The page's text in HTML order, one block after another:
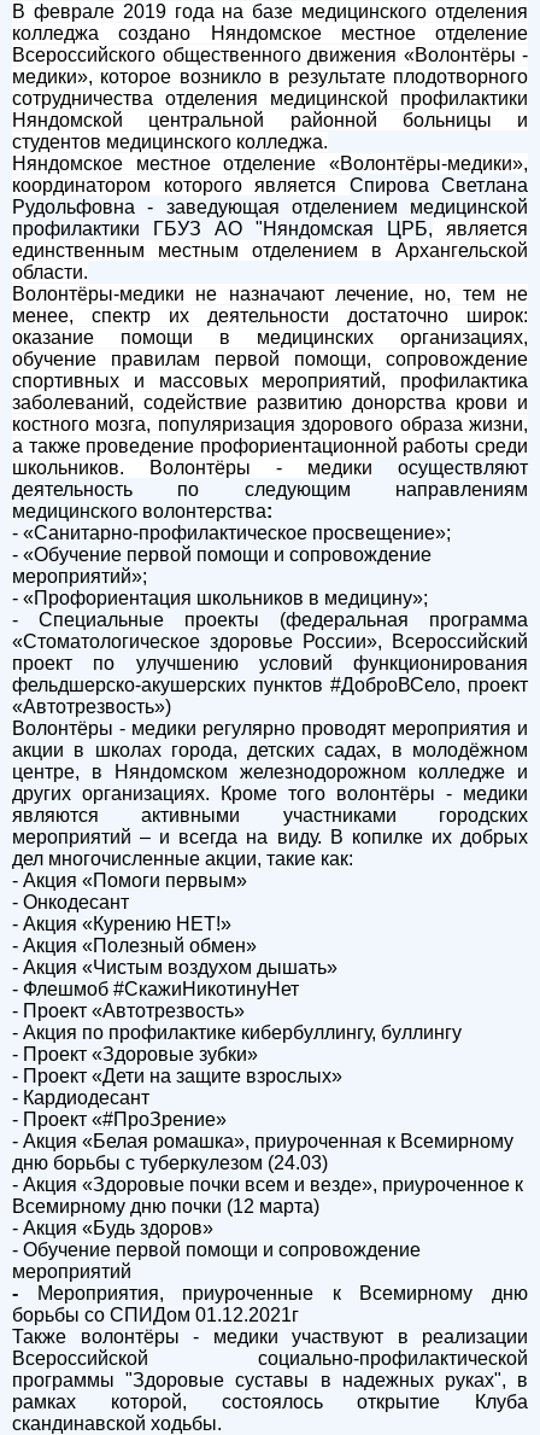
В феврале 2019 года на базе медицинского отделения
колледжа создано Няндомское местное отделение
Всероссийского общественного движения «Волонтёры -
медики», которое возникло в результате плодотворного
сотрудничества отделения медицинской профилактики
Няндомской центральной районной больницы и
студентов медицинского колледжа.
Няндомское местное отделение «Волонтёры-медики»,
координатором которого является Спирова Светлана
Рудольфовна - заведующая отделением медицинской
профилактики ГБУЗ АО "Няндомская ЦРБ, является
единственным местным отделением в Архангельской
области.
Волонтёры-медики не назначают лечение, но, тем не
менее, спектр их деятельности достаточно широк:
оказание помощи в медицинских организациях,
обучение правилам первой помощи, сопровождение
спортивных и массовых мероприятий, профилактика
заболеваний, содействие развитию донорства крови и
костного мозга, популяризация здорового образа жизни,
а также проведение профориентационной работы среди
школьников. Волонтёры - медики
осуществляют
деятельность по следующим направлениям
медицинского волонтерства:
- «Санитарно-профилактическое просвещение»;
- «Обучение первой помощи и сопровождение
мероприятий»;
- «Профориентация школьников в медицину»;
- Специальные проекты (федеральная программа
«Стоматологическое здоровье России», Всероссийский
проект по улучшению условий функционирования
фельдшерско-акушерских пунктов #ДоброВСело, проект
«Автотрезвость»)
Волонтёры - медики регулярно проводят мероприятия и
акции в школах города, детских садах, в молодёжном
центре, в Няндомском железнодорожном колледже и
других организациях. Кроме того волонтёры - медики
являются активными участниками городских
мероприятий – и всегда на виду. В копилке их добрых
дел многочисленные акции, такие как:
- Акция «Помоги первым»
- Онкодесант
- Акция «Курению НЕТ!»
- Акция «Полезный обмен»
- Акция «Чистым воздухом дышать»
- Флешмоб #CкажиНикотинуНет
- Проект «Автотрезвость»
- Акция по профилактике кибербуллингу, буллингу
- Проект «Здоровые зубки»
- Проект «Дети на защите взрослых»
- Кардиодесант
- Проект «#ПроЗрение»
- Акция «Белая ромашка», приуроченная к Всемирному
дню борьбы с туберкулезом (24.03)
- Акция «Здоровые почки всем и везде», приуроченное к
Всемирному дню почки (12 марта)
- Акция «Будь здоров»
- Обучение первой помощи и сопровождение
мероприятий
-
Мероприятия, приуроченные к Всемирному дню
борьбы со СПИДом 01.12.2021г
Также волонтёры - медики участвуют в реализации
Всероссийской социально-профилактической
программы "Здоровые суставы в надежных руках", в
рамках которой, состоялось открытие Клуба
скандинавской ходьбы.